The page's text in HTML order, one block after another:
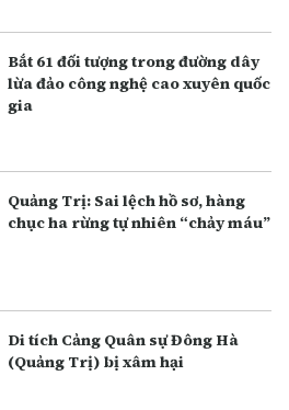
Bắt 61 đối tượng trong đường dây
lừa đảo công nghệ cao xuyên quốc
gia
Quảng Trị: Sai lệch hồ sơ, hàng
chục ha rừng tự nhiên “chảy máu”
Di tích Cảng Quân sự Đông Hà
(Quảng Trị) bị xâm hại